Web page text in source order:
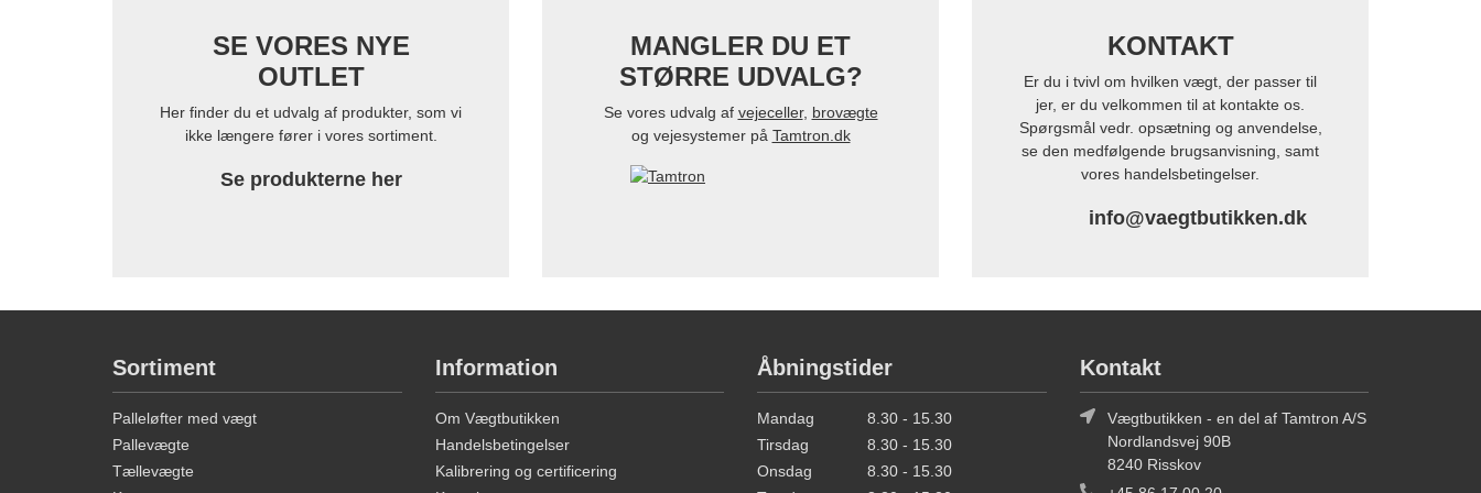
SE VORES NYE
OUTLET
Her finder du et udvalg af produkter, som vi
ikke længere fører i vores sortiment.
Se produkterne her
MANGLER DU ET
STØRRE UDVALG?
Se vores udvalg af vejeceller, brovægte
og vejesystemer på Tamtron.dk
KONTAKT
Er du i tvivl om hvilken vægt, der passer til
jer, er du velkommen til at kontakte os.
Spørgsmål vedr. opsætning og anvendelse,
se den medfølgende brugsanvisning, samt
vores handelsbetingelser.
info@vaegtbutikken.dk
Sortiment
Palleløfter med vægt
Pallevægte
Tællevægte
Information
Om Vægtbutikken
Handelsbetingelser
Kalibrering og certificering
Åbningstider
Mandag
8.30 - 15.30
Tirsdag
8.30 - 15.30
Onsdag
8.30 - 15.30
Kontakt
Vægtbutikken - en del af Tamtron A/S
Nordlandsvej 90B
8240 Risskov